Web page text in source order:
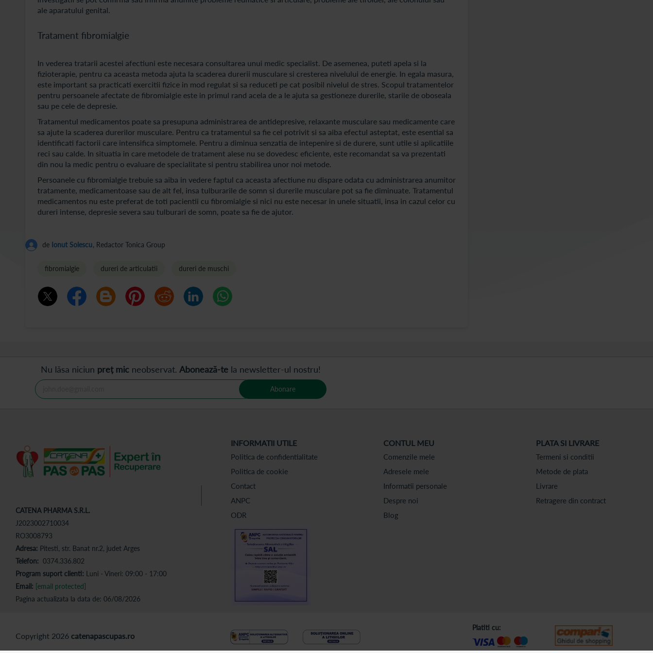
ale aparatului genital.
Tratament fibromialgie
In vederea tratarii acestei afectiuni este necesara consultarea unui medic specialist. De asemenea, puteti apela si la
fizioterapie, pentru ca aceasta metoda ajuta la scaderea durerii musculare si cresterea nivelului de energie. In egala masura,
este important sa practicati exercitii fizice in mod regulat si sa reduceti pe cat posibil nivelul de stres. Scopul tratamentelor
pentru persoanele afectate de fibromialgie este in primul rand acela de a le ajuta sa gestioneze durerile, starile de oboseala
sau pe cele de depresie.
Tratamentul medicamentos poate sa presupuna administrarea de antidepresive, relaxante musculare sau medicamente care
sa ajute la scaderea durerilor musculare. Pentru ca tratamentul sa fie cel potrivit si sa aiba efectul asteptat, este esential sa
identificati factorii care intensifica simptomele. Pentru a diminua senzatia de intepenire si de durere, sunt utile si aplicatiile
reci sau calde. In situatia in care metodele de tratament alese nu se dovedesc eficiente, este recomandat sa va prezentati
din nou la medic pentru o evaluare de specialitate si pentru stabilirea unor noi metode.
Persoanele cu fibromialgie trebuie sa aiba in vedere faptul ca aceasta afectiune nu dispare odata cu administrarea anumitor
tratamente, medicamentoase sau de alt fel, insa tulburarile de somn si durerile musculare pot sa fie diminuate. Tratamentul
medicamentos nu este preferat de toti pacientii cu fibromialgie si nici nu este necesar in unele situatii, insa in cazul celor cu
dureri intense, depresie severa sau tulburari de somn, poate sa fie de ajutor.
de Ionut Solescu, Redactor Tonica Group
fibromialgie dureri de articulatii dureri de muschi
Nu lăsa niciun preț mic neobservat. Abonează-te la newsletter-ul nostru!
Abonare
CATENA PHARMA S.R.L.
J2023002710034
RO3008793
Adresa: Pitesti, str. Banat nr.2, judet Arges
Telefon: 0374.336.802
Program suport clienti: Luni - Vineri: 09:00 - 17:00
Email: [email protected]
Pagina actualizata la data de: 06/08/2026
INFORMATII UTILE
Politica de confidentialitate
Politica de cookie
Contact
ANPC
ODR
CONTUL MEU
Comenzile mele
Adresele mele
Informatii personale
Despre noi
Blog
PLATA SI LIVRARE
Termeni si conditii
Metode de plata
Livrare
Retragere din contract
Copyright 2026 catenapascupas.ro
Platiti cu: